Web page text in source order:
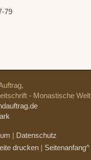
79
- Monastische Welt
Datenschutz
drucken
Seitenanfang^